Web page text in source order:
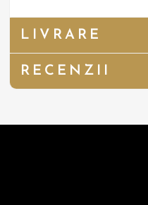
LIVRARE
RECENZII